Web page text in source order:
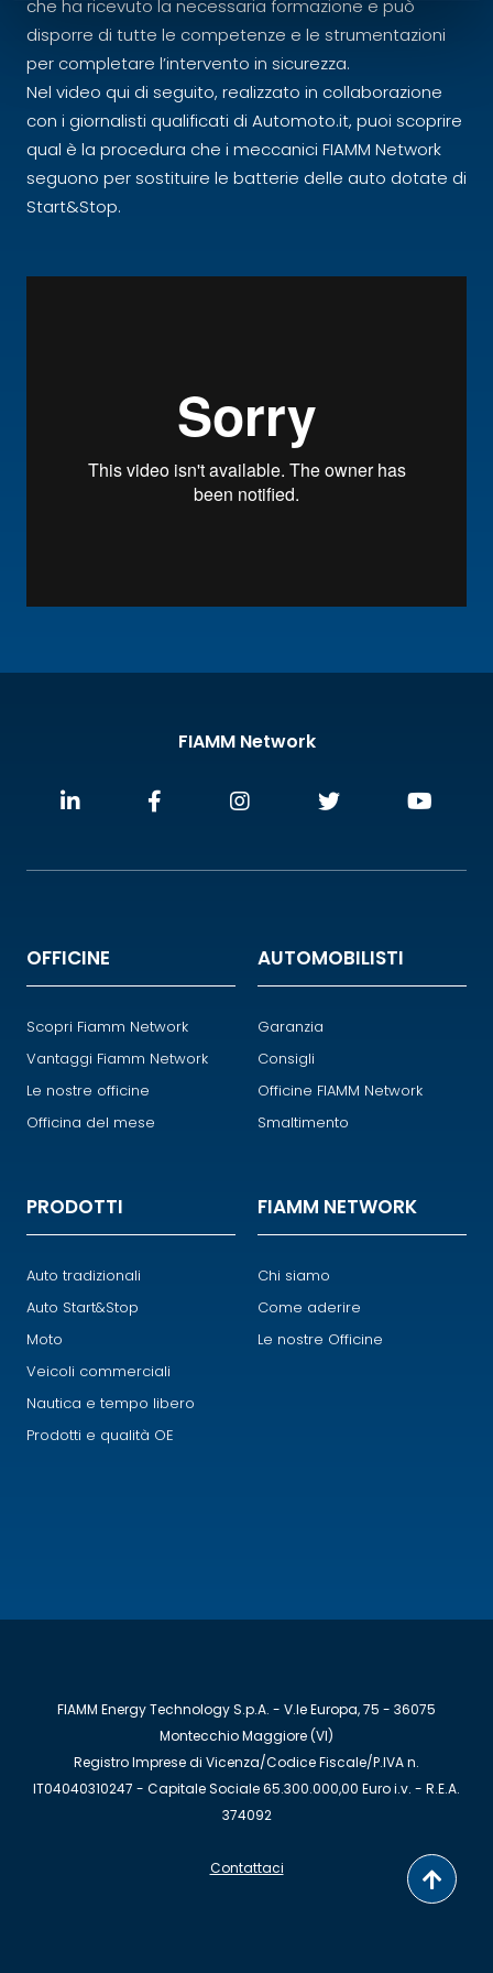
che ha ricevuto la necessaria formazione e può
disporre di tutte le competenze e le strumentazioni
per completare l’intervento in sicurezza.
Nel video qui di seguito, realizzato in collaborazione
con i giornalisti qualificati di Automoto.it, puoi scoprire
qual è la procedura che i meccanici FIAMM Network
seguono per sostituire le batterie delle auto dotate di
Start&Stop.
FIAMM Network
OFFICINE
Scopri Fiamm Network
Vantaggi Fiamm Network
Le nostre officine
Officina del mese
AUTOMOBILISTI
Garanzia
Consigli
Officine FIAMM Network
Smaltimento
PRODOTTI
Auto tradizionali
Auto Start&Stop
Moto
Veicoli commerciali
Nautica e tempo libero
Prodotti e qualità OE
FIAMM NETWORK
Chi siamo
Come aderire
Le nostre Officine
FIAMM Energy Technology S.p.A. - V.le Europa, 75 - 36075
Montecchio Maggiore (VI)
Registro Imprese di Vicenza/Codice Fiscale/P.IVA n.
IT04040310247 - Capitale Sociale 65.300.000,00 Euro i.v. - R.E.A.
374092
Contattaci